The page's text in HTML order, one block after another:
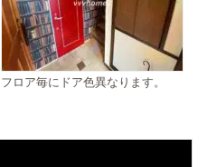
フロア毎にドア色異なります。